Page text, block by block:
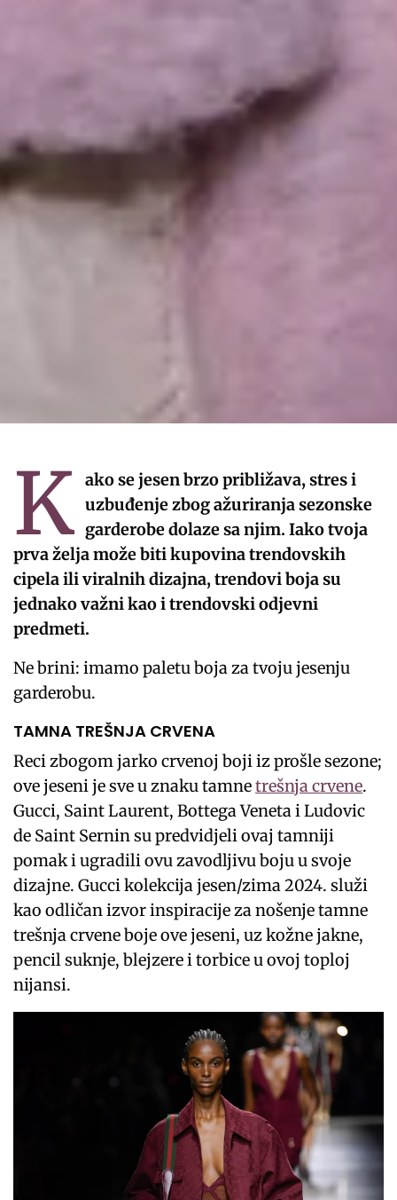
K ako se jesen brzo približava, stres i
uzbuđenje zbog ažuriranja sezonske
garderobe dolaze sa njim. Iako tvoja
prva želja može biti kupovina trendovskih
cipela ili viralnih dizajna, trendovi boja su
jednako važni kao i trendovski odjevni
predmeti.
Ne brini: imamo paletu boja za tvoju jesenju
garderobu.
TAMNA TREŠNJA CRVENA
Reci zbogom jarko crvenoj boji iz prošle sezone;
ove jeseni je sve u znaku tamnetrešnja crvene.
Gucci, Saint Laurent, Bottega Veneta i Ludovic
de Saint Sernin su predvidjeli ovaj tamniji
pomak i ugradili ovu zavodljivu boju u svoje
dizajne. Gucci kolekcija jesen/zima 2024. služi
kao odličan izvor inspiracije za nošenje tamne
trešnja crvene boje ove jeseni, uz kožne jakne,
pencil suknje, blejzere i torbice u ovoj toploj
nijansi.